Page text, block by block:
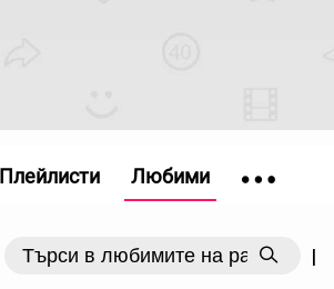
|
Плейлисти Любими